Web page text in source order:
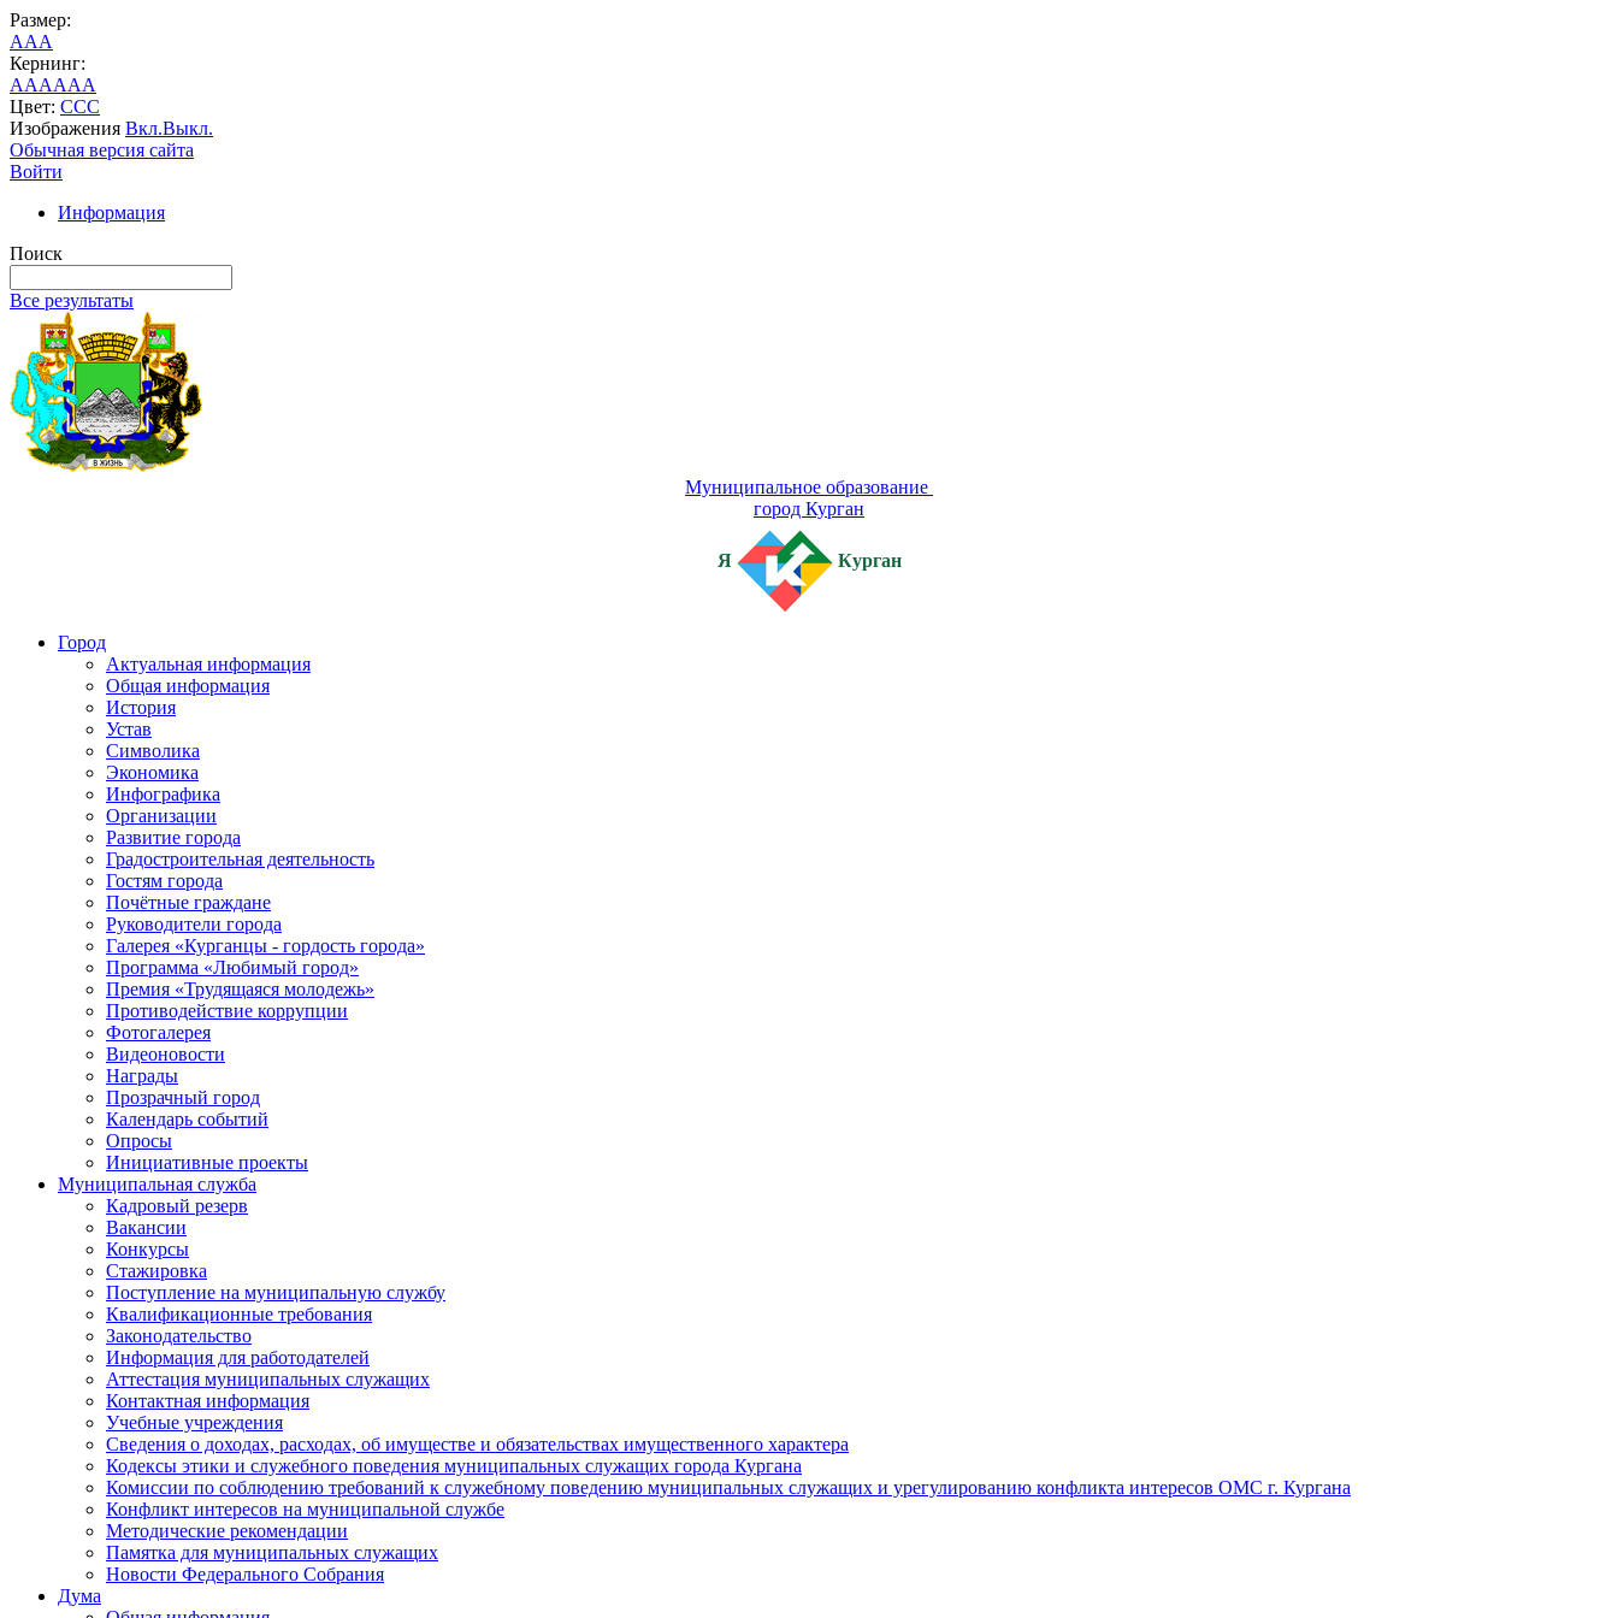
Размер:
AAA
Кернинг:
AAAAAA
Цвет: CCC
Изображения Вкл.Выкл.
Обычная версия сайта
Войти
Информация
Поиск
Все результаты
Муниципальное образование
город Курган
Я Курган
Город
Актуальная информация
Общая информация
История
Устав
Символика
Экономика
Инфографика
Организации
Развитие города
Градостроительная деятельность
Гостям города
Почётные граждане
Руководители города
Галерея «Курганцы - гордость города»
Программа «Любимый город»
Премия «Трудящаяся молодежь»
Противодействие коррупции
Фотогалерея
Видеоновости
Награды
Прозрачный город
Календарь событий
Опросы
Инициативные проекты
Муниципальная служба
Кадровый резерв
Вакансии
Конкурсы
Стажировка
Поступление на муниципальную службу
Квалификационные требования
Законодательство
Информация для работодателей
Аттестация муниципальных служащих
Контактная информация
Учебные учреждения
Сведения о доходах, расходах, об имуществе и обязательствах имущественного характера
Кодексы этики и служебного поведения муниципальных служащих города Кургана
Комиссии по соблюдению требований к служебному поведению муниципальных служащих и урегулированию конфликта интересов ОМС г. Кургана
Конфликт интересов на муниципальной службе
Методические рекомендации
Памятка для муниципальных служащих
Новости Федерального Cобрания
Дума